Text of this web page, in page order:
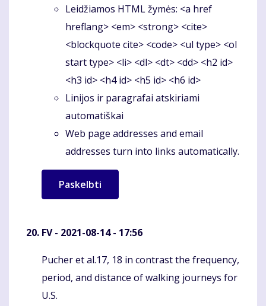
Leidžiamos HTML žymės: <a href
hreflang> <em> <strong> <cite>
<blockquote cite> <code> <ul type> <ol
start type> <li> <dl> <dt> <dd> <h2 id>
<h3 id> <h4 id> <h5 id> <h6 id>
Linijos ir paragrafai atskiriami
automatiškai
Web page addresses and email
addresses turn into links automatically.
FV- 2021-08-14 - 17:56
Komentaras
Pucher et al.17, 18 in contrast the frequency,
period, and distance of walking journeys for
U.S.